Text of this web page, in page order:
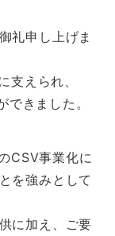
礼申し上げま
支えられ、
きました。
CSV事業化に
を強みとして
に加え、ご要